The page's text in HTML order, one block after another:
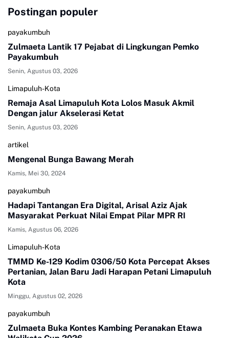
Postingan populer
payakumbuh
Zulmaeta Lantik 17 Pejabat di Lingkungan Pemko
Payakumbuh
Senin, Agustus 03, 2026
Limapuluh-Kota
Remaja Asal Limapuluh Kota Lolos Masuk Akmil
Dengan jalur Akselerasi Ketat
Senin, Agustus 03, 2026
artikel
Mengenal Bunga Bawang Merah
Kamis, Mei 30, 2024
payakumbuh
Hadapi Tantangan Era Digital, Arisal Aziz Ajak
Masyarakat Perkuat Nilai Empat Pilar MPR RI
Kamis, Agustus 06, 2026
Limapuluh-Kota
TMMD Ke-129 Kodim 0306/50 Kota Percepat Akses
Pertanian, Jalan Baru Jadi Harapan Petani Limapuluh
Kota
Minggu, Agustus 02, 2026
payakumbuh
Zulmaeta Buka Kontes Kambing Peranakan Etawa